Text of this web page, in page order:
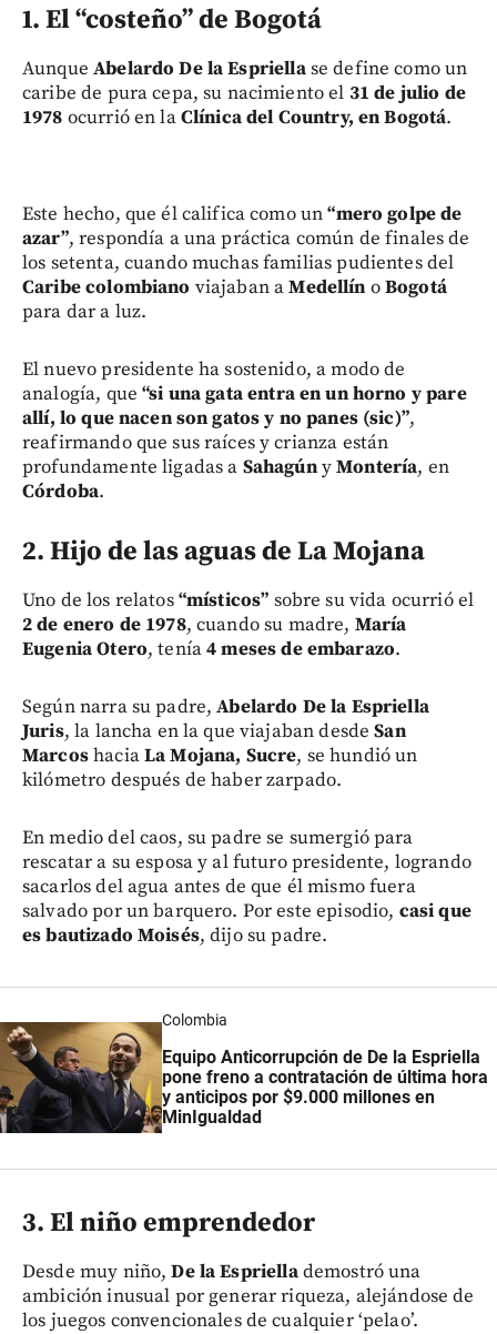
1. El “costeño” de Bogotá
AunqueAbelardo De la Espriellase define como un
caribe de pura cepa, su nacimiento el 31 de julio de
1978 ocurrió en laClínica del Country, en Bogotá.
Este hecho, que él califica como un“mero golpe de
azar”, respondía a una práctica común de finales de
los setenta, cuando muchas familias pudientes del
Caribe colombiano viajaban aMedellín oBogotá
para dar a luz.
El nuevo presidente ha sostenido, a modo de
analogía, que“si una gata entra en un horno y pare
allí, lo que nacen son gatos y no panes (sic)”,
reafirmando que sus raíces y crianza están
profundamente ligadas a SahagúnyMontería, en
Córdoba.
2. Hijo de las aguas de La Mojana
Uno de los relatos“místicos” sobre su vida ocurrió el
2 de enero de 1978, cuando su madre, María
Eugenia Otero, tenía4 meses de embarazo.
Según narra su padre,Abelardo De la Espriella
Juris, la lancha en la que viajaban desdeSan
MarcoshaciaLa Mojana, Sucre, se hundió un
kilómetro después de haber zarpado.
En medio del caos, su padre se sumergió para
rescatar a su esposa y al futuro presidente, logrando
sacarlos del agua antes de que él mismo fuera
salvado por un barquero. Por este episodio, casi que
es bautizado Moisés, dijo su padre.
Colombia
Equipo Anticorrupción de De la Espriella
pone freno a contratación de última hora
y anticipos por $9.000 millones en
MinIgualdad
3. El niño emprendedor
Desde muy niño,De la Espriellademostró una
ambición inusual por generar riqueza, alejándose de
los juegos convencionales de cualquier ‘pelao’.